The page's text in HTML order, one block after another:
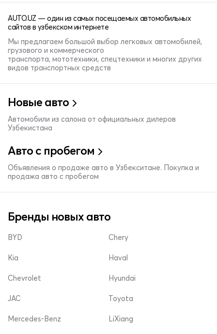
AUTO.UZ — один из самых посещаемых автомобильных
сайтов в узбекском интернете
Мы предлагаем большой выбор легковых автомобилей,
грузового и коммерческого
транспорта, мототехники, спецтехники и многих других
видов транспортных средств
Новые авто
Автомобили из салона от официальных дилеров
Узбекистана
Авто с пробегом
Объявления о продаже авто в Узбекситане. Покупка и
продажа авто с пробегом
Бренды новых авто
BYD
Kia
Chevrolet
Chery
Haval
Hyundai
JAC
Mercedes-Benz
Toyota
LiXiang